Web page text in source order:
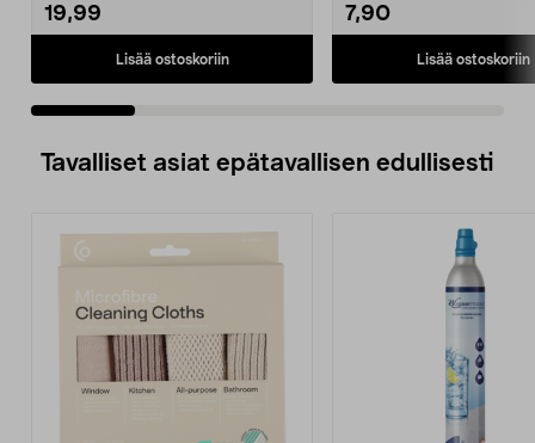
19,99
Lisää ostoskoriin
7,90
Lisää ostoskoriin
Tavalliset asiat epätavallisen edullisesti